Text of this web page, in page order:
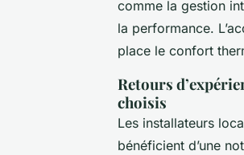
comme la gestion
la performance.
place le confort
Retours
choisis
Les installateurs
bénéficient d’une